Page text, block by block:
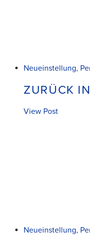
Neueinstellung,
ZURÜCK
View Post
Neueinstellung,